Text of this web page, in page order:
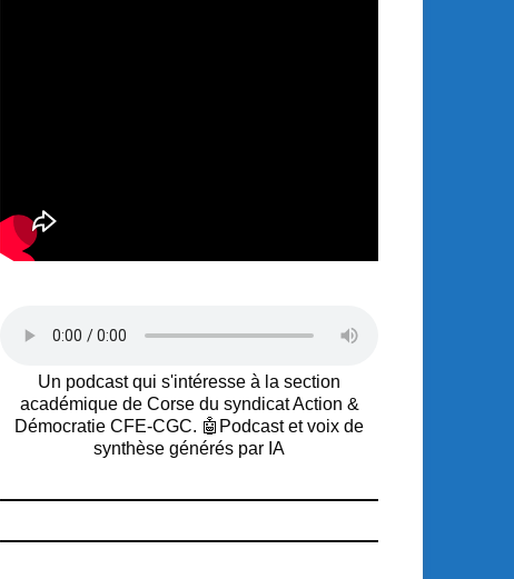
Un podcast qui s'intéresse à la section
académique de Corse du syndicat Action &
Démocratie CFE-CGC. 🤖Podcast et voix de
synthèse générés par IA